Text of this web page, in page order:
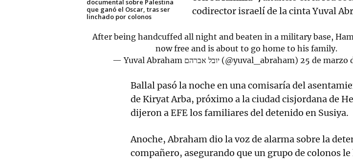
documental sobre Palestina
que ganó el Oscar, tras ser
linchado por colonos
codirector israelí de la cinta Yuval
After being handcuffed all night and beaten in a military base,
now free and is about to go home to his family.
— Yuval Abraham יובל אברהם (@yuval_abraham) 25 de marzo
Ballal pasó la noche en una comisaría del
de Kiryat Arba, próximo a la ciudad cisjordana de
dijeron a EFE los familiares del detenido en Susiya.
Anoche, Abraham dio la voz de alarma sobre la
compañero, asegurando que un grupo de colonos